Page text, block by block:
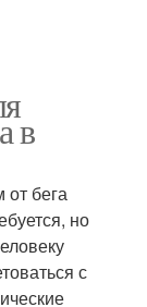
в
бега
но
с